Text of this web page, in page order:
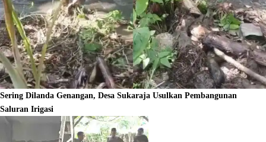
Sering Dilanda Genangan, Desa Sukaraja Usulkan Pembangunan
Saluran Irigasi